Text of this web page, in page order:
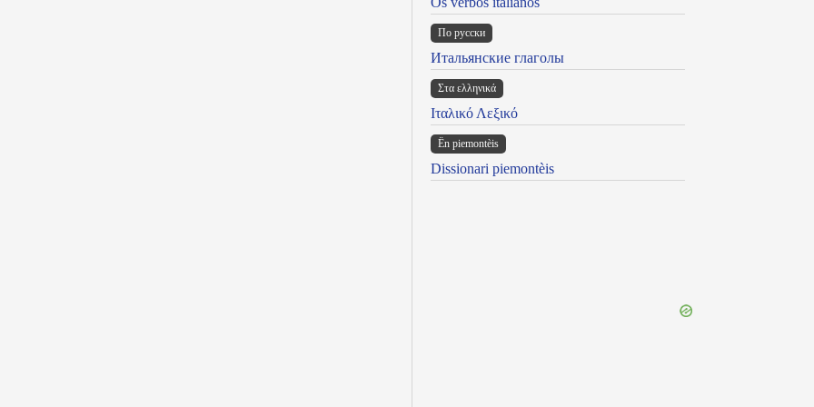
По русски
Итальянские глаголы
Στα ελληνικά
Ιταλικό Λεξικό
Ën piemontèis
Dissionari piemontèis